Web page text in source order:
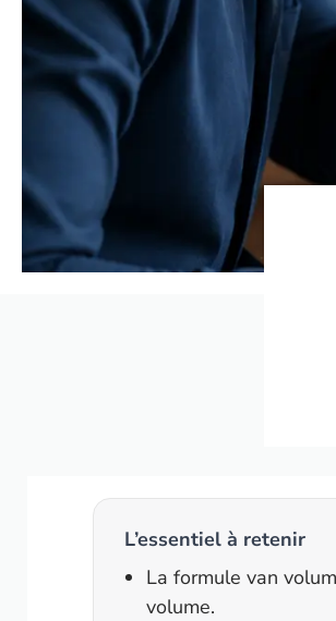
L’essentiel à retenir
La formule van
volume.